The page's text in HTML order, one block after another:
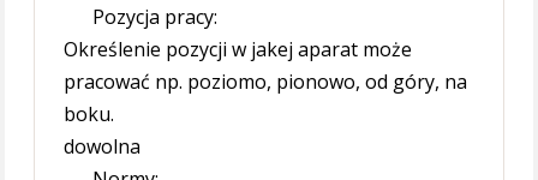
Pozycja pracy:
Określenie pozycji w jakej aparat może
pracować np. poziomo, pionowo, od góry, na
boku.
dowolna